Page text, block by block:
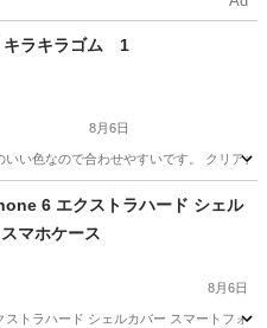
キラキラゴム 1
8月6日
い色なので合わせやすいです。 クリアカ
6 エクストラハード シェル
カバー ELECOM スマホケース
8月6日
トラハード シェルカバー スマートフォ